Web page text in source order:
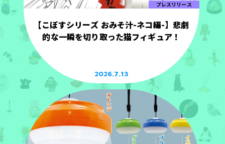
プレスリリース
【こぼすシリーズ おみそ汁-ネコ編-】悲劇
的な一瞬を切り取った猫フィギュア！
2026.7.13